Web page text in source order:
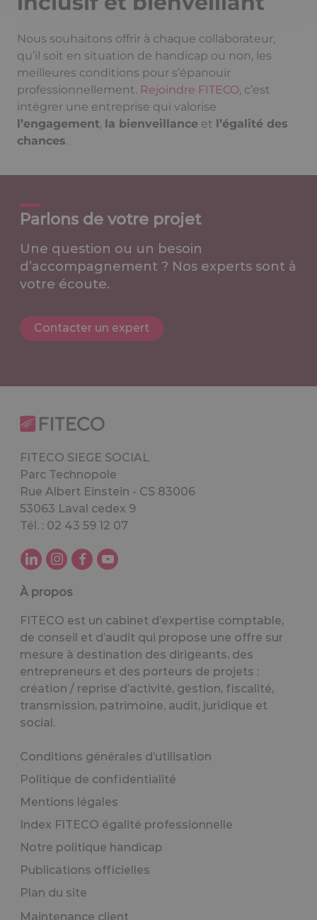
Nous souhaitons offrir à chaque collaborateur,
qu’il soit en situation de handicap ou non, les
meilleures conditions pour s’épanouir
professionnellement. Rejoindre FITECO, c’est
intégrer une entreprise qui valorise
l’engagement, la bienveillance et l’égalité des
chances.
Parlons de votre projet
Une question ou un besoin
d’accompagnement ? Nos experts sont à
votre écoute.
Contacter un expert
FITECO SIEGE SOCIAL
Parc Technopole
Rue Albert Einstein - CS 83006
53063 Laval cedex 9
Tél. : 02 43 59 12 07
À propos
FITECO est un cabinet d’expertise comptable,
de conseil et d’audit qui propose une offre sur
mesure à destination des dirigeants, des
entrepreneurs et des porteurs de projets :
création / reprise d’activité, gestion, fiscalité,
transmission, patrimoine, audit, juridique et
social.
Conditions générales d’utilisation
Politique de confidentialité
Mentions légales
Index FITECO égalité professionnelle
Notre politique handicap
Publications officielles
Plan du site
Maintenance client